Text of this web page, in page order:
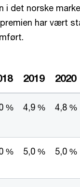
i det norske
har vært
2019 2020
% 4,9 % 4,8 %
% 5,0 % 5,0 %